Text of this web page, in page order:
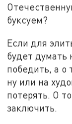
буксуем?
Если для
будет думать
победить, а о
ну или на
потерять. О
заключить.